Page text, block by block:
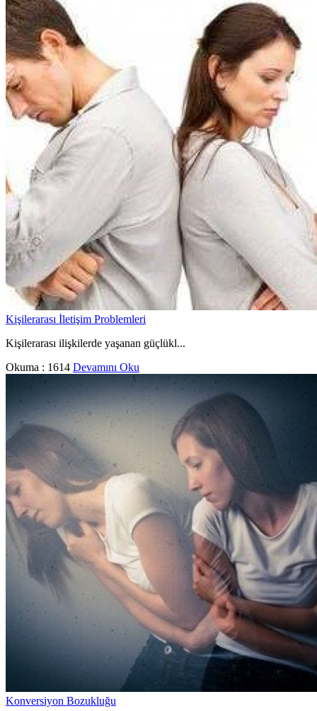
Kişilerarası İletişim Problemleri
Kişilerarası ilişkilerde yaşanan güçlükl...
Okuma : 1614 Devamını Oku
Konversiyon Bozukluğu